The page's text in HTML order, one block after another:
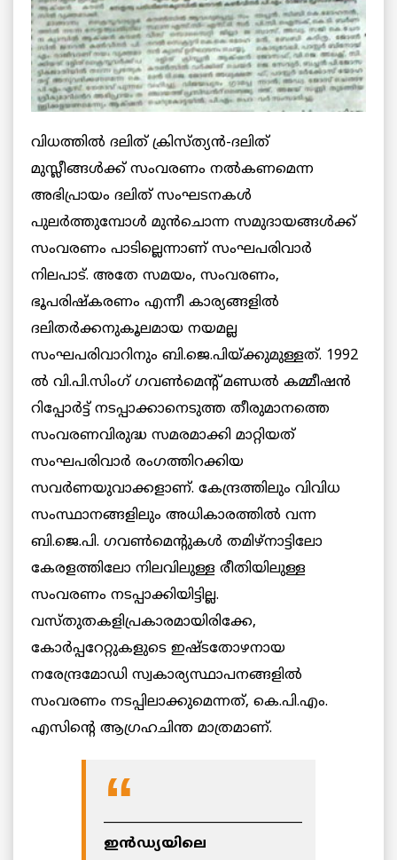
വിധത്തില്‍ ദലിത് ക്രിസ്ത്യന്‍-ദലിത്
മുസ്ലീങ്ങള്‍ക്ക് സംവരണം നല്‍കണമെന്ന
അഭിപ്രായം ദലിത് സംഘടനകള്‍
പുലര്‍ത്തുമ്പോള്‍ മുന്‍ചൊന്ന സമുദായങ്ങള്‍ക്ക്
സംവരണം പാടില്ലെന്നാണ് സംഘപരിവാര്‍
നിലപാട്. അതേ സമയം, സംവരണം,
ഭൂപരിഷ്‌കരണം എന്നീ കാര്യങ്ങളില്‍
ദലിതര്‍ക്കനുകൂലമായ നയമല്ല
സംഘപരിവാറിനും ബി.ജെ.പിയ്ക്കുമുള്ളത്. 1992
ല്‍ വി.പി.സിംഗ് ഗവണ്‍മെന്റ് മണ്ഡല്‍ കമ്മീഷന്‍
റിപ്പോര്‍ട്ട് നടപ്പാക്കാനെടുത്ത തീരുമാനത്തെ
സംവരണവിരുദ്ധ സമരമാക്കി മാറ്റിയത്
സംഘപരിവാര്‍ രംഗത്തിറക്കിയ
സവര്‍ണയുവാക്കളാണ്. കേന്ദ്രത്തിലും വിവിധ
സംസ്ഥാനങ്ങളിലും അധികാരത്തില്‍ വന്ന
ബി.ജെ.പി. ഗവണ്‍മെന്റുകള്‍ തമിഴ്‌നാട്ടിലോ
കേരളത്തിലോ നിലവിലുള്ള രീതിയിലുള്ള
സംവരണം നടപ്പാക്കിയിട്ടില്ല.
വസ്തുതകളിപ്രകാരമായിരിക്കേ,
കോര്‍പ്പറേറ്റുകളുടെ ഇഷ്ടതോഴനായ
നരേന്ദ്രമോഡി സ്വകാര്യസ്ഥാപനങ്ങളില്‍
സംവരണം നടപ്പിലാക്കുമെന്നത്, കെ.പി.എം.
എസിന്റെ ആഗ്രഹചിന്ത മാത്രമാണ്.
ഇന്‍ഡ്യയിലെ